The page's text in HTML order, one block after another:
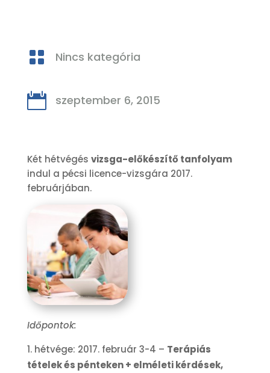
 Nincs kategória
 szeptember 6, 2015
Két hétvégés vizsga-előkészítő tanfolyam
indul a pécsi licence-vizsgára 2017.
februárjában.
Időpontok:
hétvége: 2017. február 3-4 – Terápiás
tételek és pénteken + elméleti kérdések,